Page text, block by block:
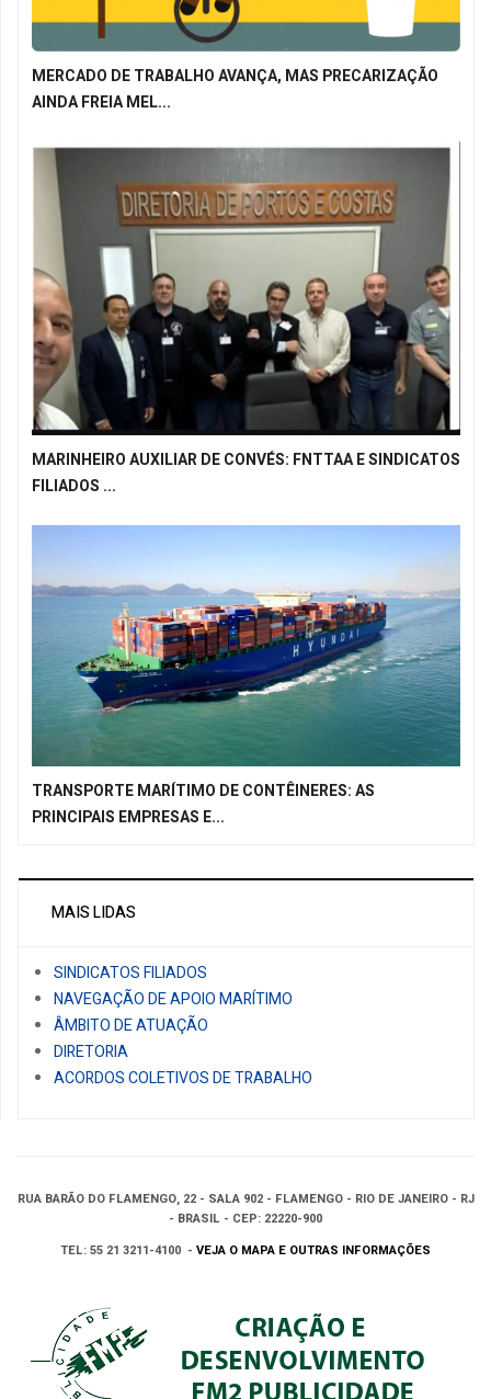
MERCADO DE TRABALHO AVANÇA, MAS PRECARIZAÇÃO
AINDA FREIA MEL...
MARINHEIRO AUXILIAR DE CONVÉS: FNTTAA E SINDICATOS
FILIADOS ...
TRANSPORTE MARÍTIMO DE CONTÊINERES: AS
PRINCIPAIS EMPRESAS E...
MAIS LIDAS
SINDICATOS FILIADOS
NAVEGAÇÃO DE APOIO MARÍTIMO
ÂMBITO DE ATUAÇÃO
DIRETORIA
ACORDOS COLETIVOS DE TRABALHO
RUA BARÃO DO FLAMENGO, 22 - SALA 902 - FLAMENGO - RIO DE JANEIRO - RJ
- BRASIL - CEP: 22220-900
TEL: 55 21 3211-4100 - VEJA O MAPA E OUTRAS INFORMAÇÕES